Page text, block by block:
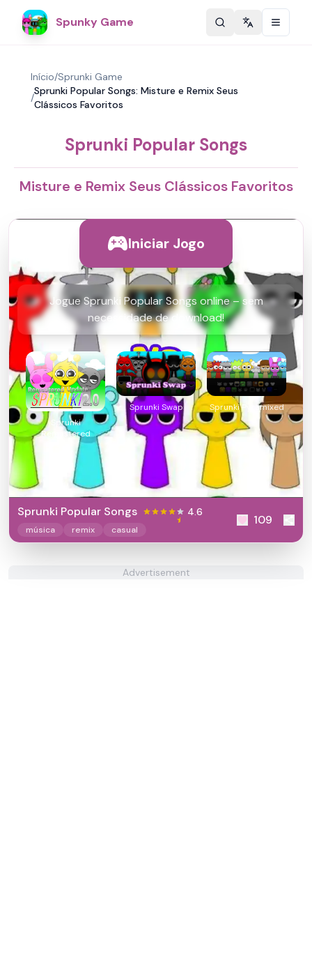
Spunky Game Change
Início/Sprunki Game
/
Sprunki Popular Songs: Misture e Remix Seus
Clássicos Favoritos
Sprunki Popular Songs
Misture e Remix Seus Clássicos Favoritos
Iniciar Jogo
Jogue Sprunki Popular Songs online – sem
necessidade de download!
Sprunki
Remastered
Sprunki Swap Sprunki Pyramixed
Sprunki Popular Songs 4.6
música remix casual
109
Advertisement